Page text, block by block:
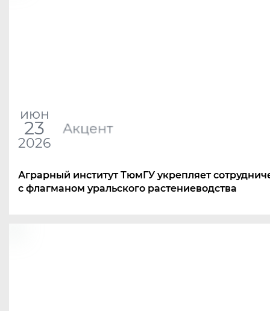
июн
23
2026
Акцент
Аграрный институт ТюмГУ укрепляет
с флагманом уральского растениеводства